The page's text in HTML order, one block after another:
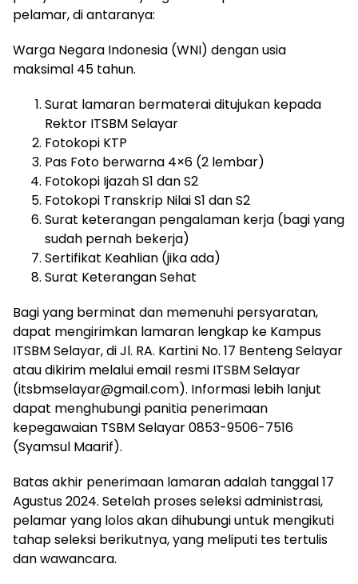
pelamar, di antaranya:
Warga Negara Indonesia (WNI) dengan usia
maksimal 45 tahun.
Surat lamaran bermaterai ditujukan kepada
Rektor ITSBM Selayar
Fotokopi KTP
Pas Foto berwarna 4×6 (2 lembar)
Fotokopi Ijazah S1 dan S2
Fotokopi Transkrip Nilai S1 dan S2
Surat keterangan pengalaman kerja (bagi yang
sudah pernah bekerja)
Sertifikat Keahlian (jika ada)
Surat Keterangan Sehat
Bagi yang berminat dan memenuhi persyaratan,
dapat mengirimkan lamaran lengkap ke Kampus
ITSBM Selayar, di Jl. RA. Kartini No. 17 Benteng Selayar
atau dikirim melalui email resmi ITSBM Selayar
(itsbmselayar@gmail.com). Informasi lebih lanjut
dapat menghubungi panitia penerimaan
kepegawaian TSBM Selayar 0853-9506-7516
(Syamsul Maarif).
Batas akhir penerimaan lamaran adalah tanggal 17
Agustus 2024. Setelah proses seleksi administrasi,
pelamar yang lolos akan dihubungi untuk mengikuti
tahap seleksi berikutnya, yang meliputi tes tertulis
dan wawancara.